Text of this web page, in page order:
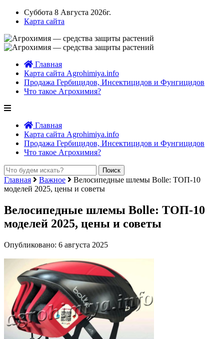
Суббота 8 Августа 2026г.
Карта сайта
Главная
Карта сайта Agrohimiya.info
Продажа Гербицидов, Инсектицидов и Фунгицидов
Что такое Агрохимия?
Главная
Карта сайта Agrohimiya.info
Продажа Гербицидов, Инсектицидов и Фунгицидов
Что такое Агрохимия?
Главная Важное
Велосипедные шлемы Bolle: ТОП-10
моделей 2025, цены и советы
Велосипедные шлемы Bolle: ТОП-10
моделей 2025, цены и советы
Опубликовано: 6 августа 2025